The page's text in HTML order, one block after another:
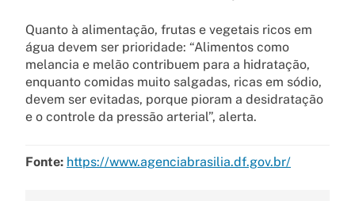
Quanto à alimentação, frutas e vegetais ricos em
água devem ser prioridade: “Alimentos como
melancia e melão contribuem para a hidratação,
enquanto comidas muito salgadas, ricas em sódio,
devem ser evitadas, porque pioram a desidratação
e o controle da pressão arterial”, alerta.
Fonte: https://www.agenciabrasilia.df.gov.br/